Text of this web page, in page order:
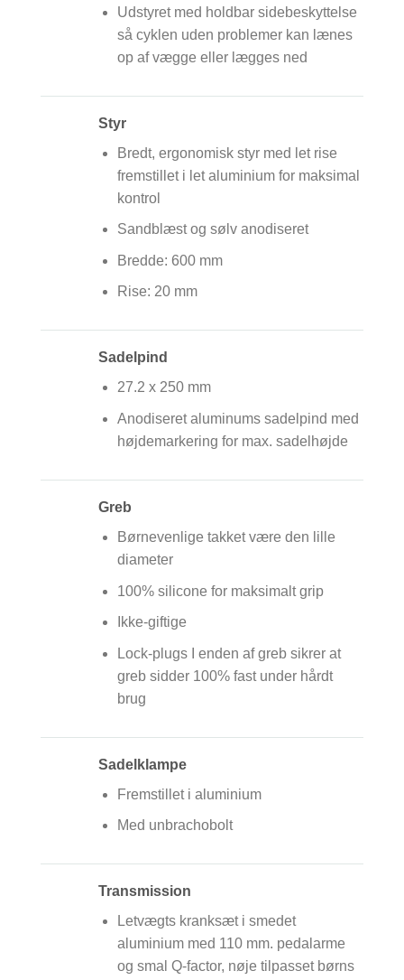
Udstyret med holdbar sidebeskyttelse
så cyklen uden problemer kan lænes
op af vægge eller lægges ned
Styr
Bredt, ergonomisk styr med let rise
fremstillet i let aluminium for maksimal
kontrol
Sandblæst og sølv anodiseret
Bredde: 600 mm
Rise: 20 mm
Sadelpind
27.2 x 250 mm
Anodiseret aluminums sadelpind med
højdemarkering for max. sadelhøjde
Greb
Børnevenlige takket være den lille
diameter
100% silicone for maksimalt grip
Ikke-giftige
Lock-plugs I enden af greb sikrer at
greb sidder 100% fast under hårdt
brug
Sadelklampe
Fremstillet i aluminium
Med unbrachobolt
Transmission
Letvægts kranksæt i smedet
aluminium med 110 mm. pedalarme
og smal Q-factor, nøje tilpasset børns